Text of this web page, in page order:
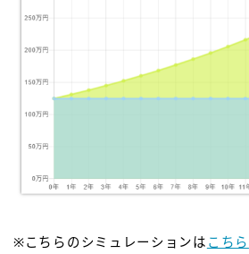
※こちらのシミュレーションは こちら